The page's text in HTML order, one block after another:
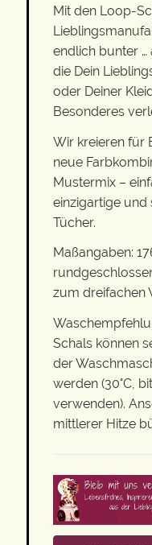
Mit den Loop-
endlich bunter …
die Dein
oder Deiner
Besonderes
Wir kreieren für
neue
Mustermix –
einzigartige und
Tücher.
Maßangaben:
zum dreifachen
Schals können
der
werden (30°C,
verwenden).
mittlerer Hitze